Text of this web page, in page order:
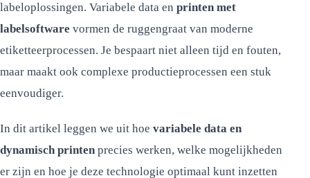
labeloplossingen. Variabele data en printen met
labelsoftware vormen de ruggengraat van moderne
etiketteerprocessen. Je bespaart niet alleen tijd en fouten,
maar maakt ook complexe productieprocessen een stuk
eenvoudiger.
In dit artikel leggen we uit hoe variabele data en
dynamisch printen precies werken, welke mogelijkheden
er zijn en hoe je deze technologie optimaal kunt inzetten